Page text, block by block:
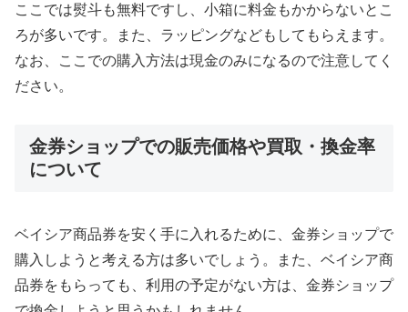
ここでは熨斗も無料ですし、小箱に料金もかからないとこ
ろが多いです。また、ラッピングなどもしてもらえます。
なお、ここでの購入方法は現金のみになるので注意してく
ださい。
金券ショップでの販売価格や買取・換金率
について
ベイシア商品券を安く手に入れるために、金券ショップで
購入しようと考える方は多いでしょう。また、ベイシア商
品券をもらっても、利用の予定がない方は、金券ショップ